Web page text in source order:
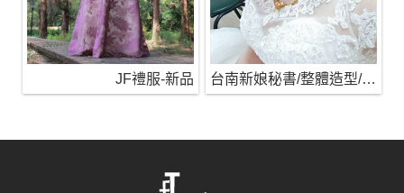
JF禮服-新品 台南新娘秘書/整體造型/蒂芬妮保養 時尚彩妝